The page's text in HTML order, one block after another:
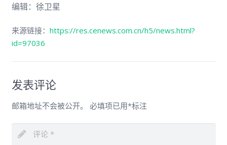
编辑：徐卫星
来源链接： https://res.cenews.com.cn/h5/news.html?
id=97036
发表评论
邮箱地址不会被公开。 必填项已用*标注